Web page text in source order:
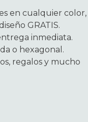
en cualquier color,
GRATIS.
inmediata.
o hexagonal.
regalos y mucho